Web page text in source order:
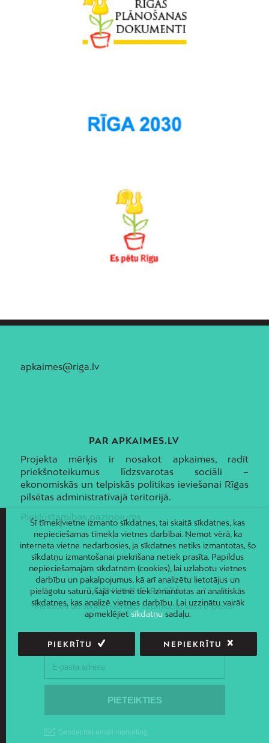
apkaimes@riga.lv
PAR APKAIMES.LV
Projekta mērķis ir nosakot apkaimes, radīt
priekšnoteikumus līdzsvarotas sociāli –
ekonomiskās un telpiskās politikas ieviešanai Rīgas
pilsētas administratīvajā teritorijā.
Piekļūstamības paziņojums
JAUNUMI E-PASTĀ
Piesakies un saņem jaunāko informāciju savā e-pastā!
Šī tīmekļvietne izmanto sīkdatnes, tai skaitā sīkdatnes, kas
nepieciešamas tīmekļa vietnes darbībai. Ņemot vērā, ka
interneta vietne nedarbosies, ja sīkdatnes netiks izmantotas, šo
sīkdatņu izmantošanai piekrišana netiek prasīta. Papildus
nepieciešamajām sīkdatnēm (cookies), lai uzlabotu vietnes
darbību un pakalpojumus, kā arī analizētu lietotājus un
pielāgotu saturu, šajā vietnē tiek izmantotas arī analītiskās
sīkdatnes, kas analizē vietnes darbību. Lai uzzinātu vairāk
apmeklējiet sīkdatņusadaļu.
PIEKRĪTU NEPIEKRĪTU